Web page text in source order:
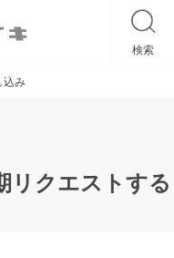
検索
込み
リクエストする